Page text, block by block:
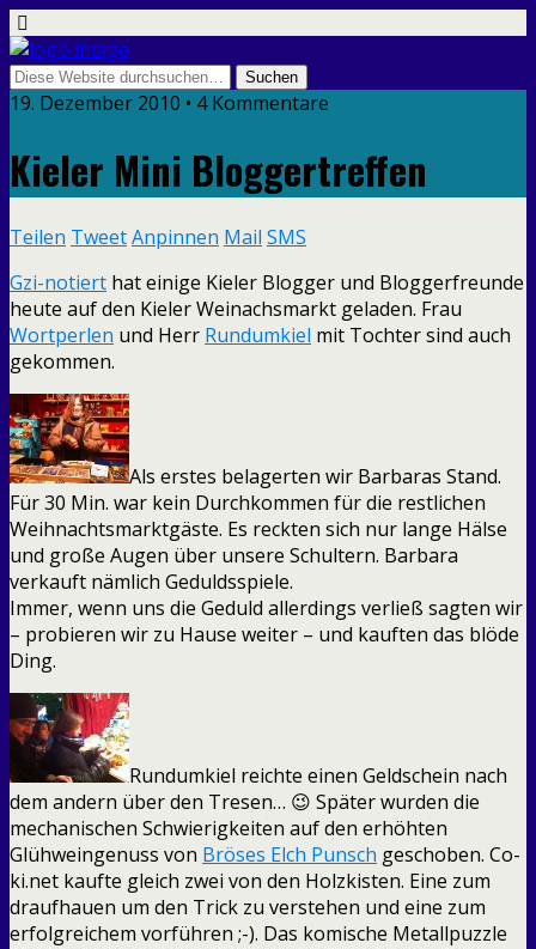
19. Dezember 2010 • 4 Kommentare
Kieler Mini Bloggertreffen
Teilen TweetAnpinnen Mail SMS
Gzi-notiert hat einige Kieler Blogger und Bloggerfreunde
heute auf den Kieler Weinachsmarkt geladen. Frau
Wortperlen und Herr Rundumkiel mit Tochter sind auch
gekommen.
Als erstes belagerten wir Barbaras Stand.
Für 30 Min. war kein Durchkommen für die restlichen
Weihnachtsmarktgäste. Es reckten sich nur lange Hälse
und große Augen über unsere Schultern. Barbara
verkauft nämlich Geduldsspiele.
Immer, wenn uns die Geduld allerdings verließ sagten wir
– probieren wir zu Hause weiter – und kauften das blöde
Ding.
Rundumkiel reichte einen Geldschein nach
dem andern über den Tresen… 😉 Später wurden die
mechanischen Schwierigkeiten auf den erhöhten
Glühweingenuss von Bröses Elch Punsch geschoben. Co-
ki.net kaufte gleich zwei von den Holzkisten. Eine zum
draufhauen um den Trick zu verstehen und eine zum
erfolgreichem vorführen ;-). Das komische Metallpuzzle